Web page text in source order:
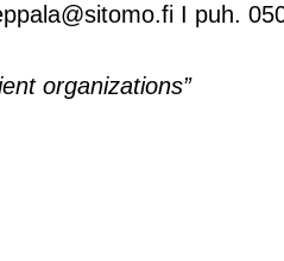
I puh.
organizations”